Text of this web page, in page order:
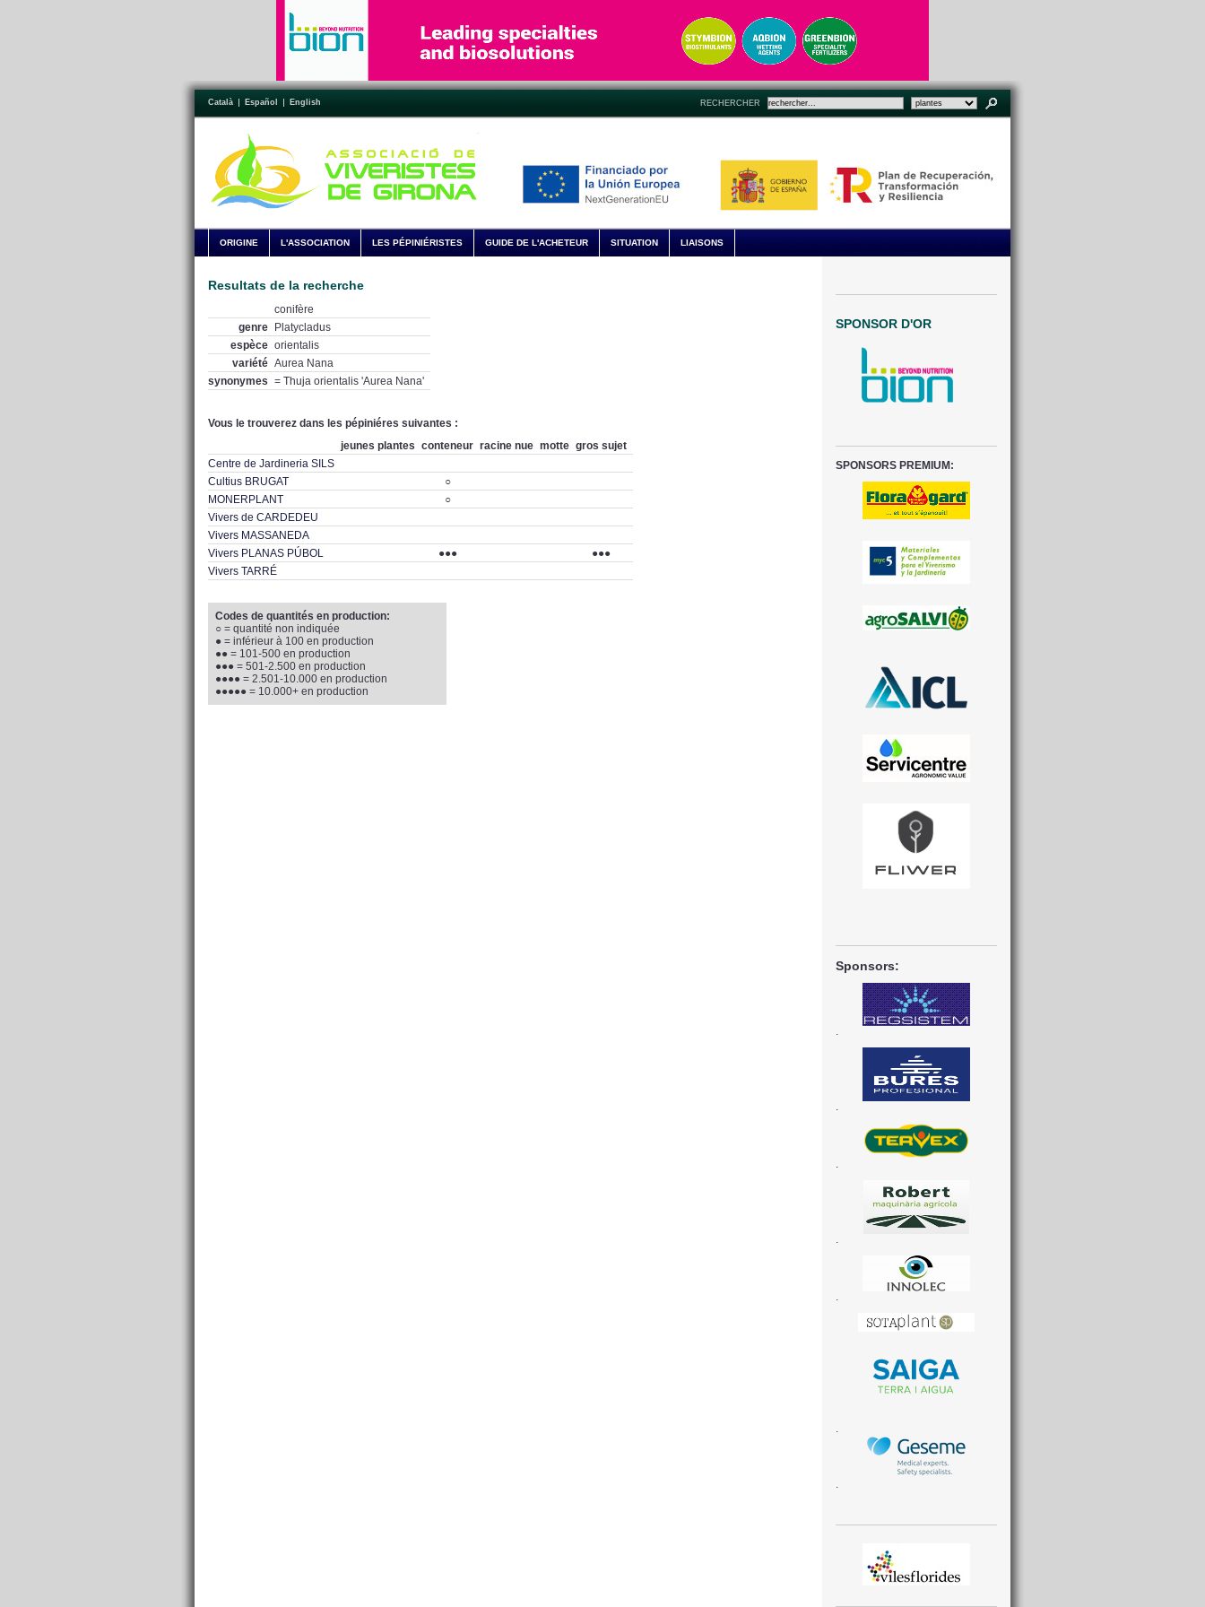
Català Español English RECHERCHER
ORIGINE L'ASSOCIATION LES PÉPINIÉRISTES GUIDE DE L'ACHETEUR SITUATION LIAISONS
Resultats de la recherche
conifère
genre
Platycladus
espèce orientalis
variété Aurea Nana
synonymes = Thuja orientalis 'Aurea Nana'
Vous le trouverez dans les pépiniéres suivantes :
jeunes plantes conteneur racine nue motte gros sujet
Centre de Jardineria SILS
Cultius BRUGAT
○
MONERPLANT
○
Vivers de CARDEDEU
Vivers MASSANEDA
Vivers PLANAS PÚBOL
●●●
●●●
Vivers TARRÉ
Codes de quantités en production:
○ = quantité non indiquée
● = inférieur à 100 en production
●● = 101-500 en production
●●● = 501-2.500 en production
●●●● = 2.501-10.000 en production
●●●●● = 10.000+ en production
SPONSOR D'OR
SPONSORS PREMIUM:
Sponsors:
.
.
.
.
.
.
.